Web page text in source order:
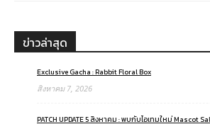
ข่าวล่าสุด
Exclusive Gacha : Rabbit Floral Box
สิงหาคม 7, 2026
PATCH UPDATE 5 สิงหาคม : พบกับไอเทมใหม่ Mascot